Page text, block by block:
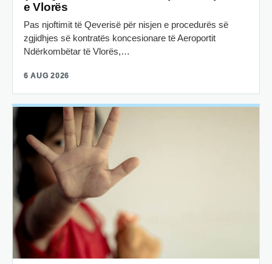
e Vlorës
Pas njoftimit të Qeverisë për nisjen e procedurës së
zgjidhjes së kontratës koncesionare të Aeroportit
Ndërkombëtar të Vlorës,…
6 AUG 2026